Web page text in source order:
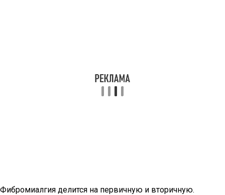
Фибромиалгия делится на первичную и вторичную.